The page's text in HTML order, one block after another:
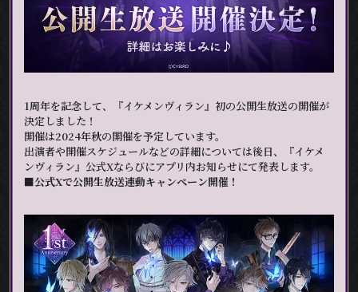
1周年を記念して、『イケメンヴィラン』初の公開生放送の開催が
決定しました！
開催は2024年秋の開催を予定しています。
出演者や開催スケジュールなどの詳細については後日、『イケメ
ンヴィラン』公式Xならびにアプリ内お知らせにて発表します。
■公式Xで公開生放送連動キャンペーン開催！